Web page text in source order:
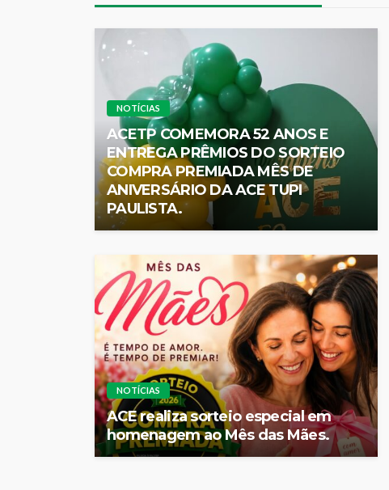
NOTÍCIAS
ACETP COMEMORA 52 ANOS E
ENTREGA PRÊMIOS DO SORTEIO
COMPRA PREMIADA MÊS DE
ANIVERSÁRIO DA ACE TUPI
PAULISTA.
NOTÍCIAS
ACE realiza sorteio especial em
homenagem ao Mês das Mães.